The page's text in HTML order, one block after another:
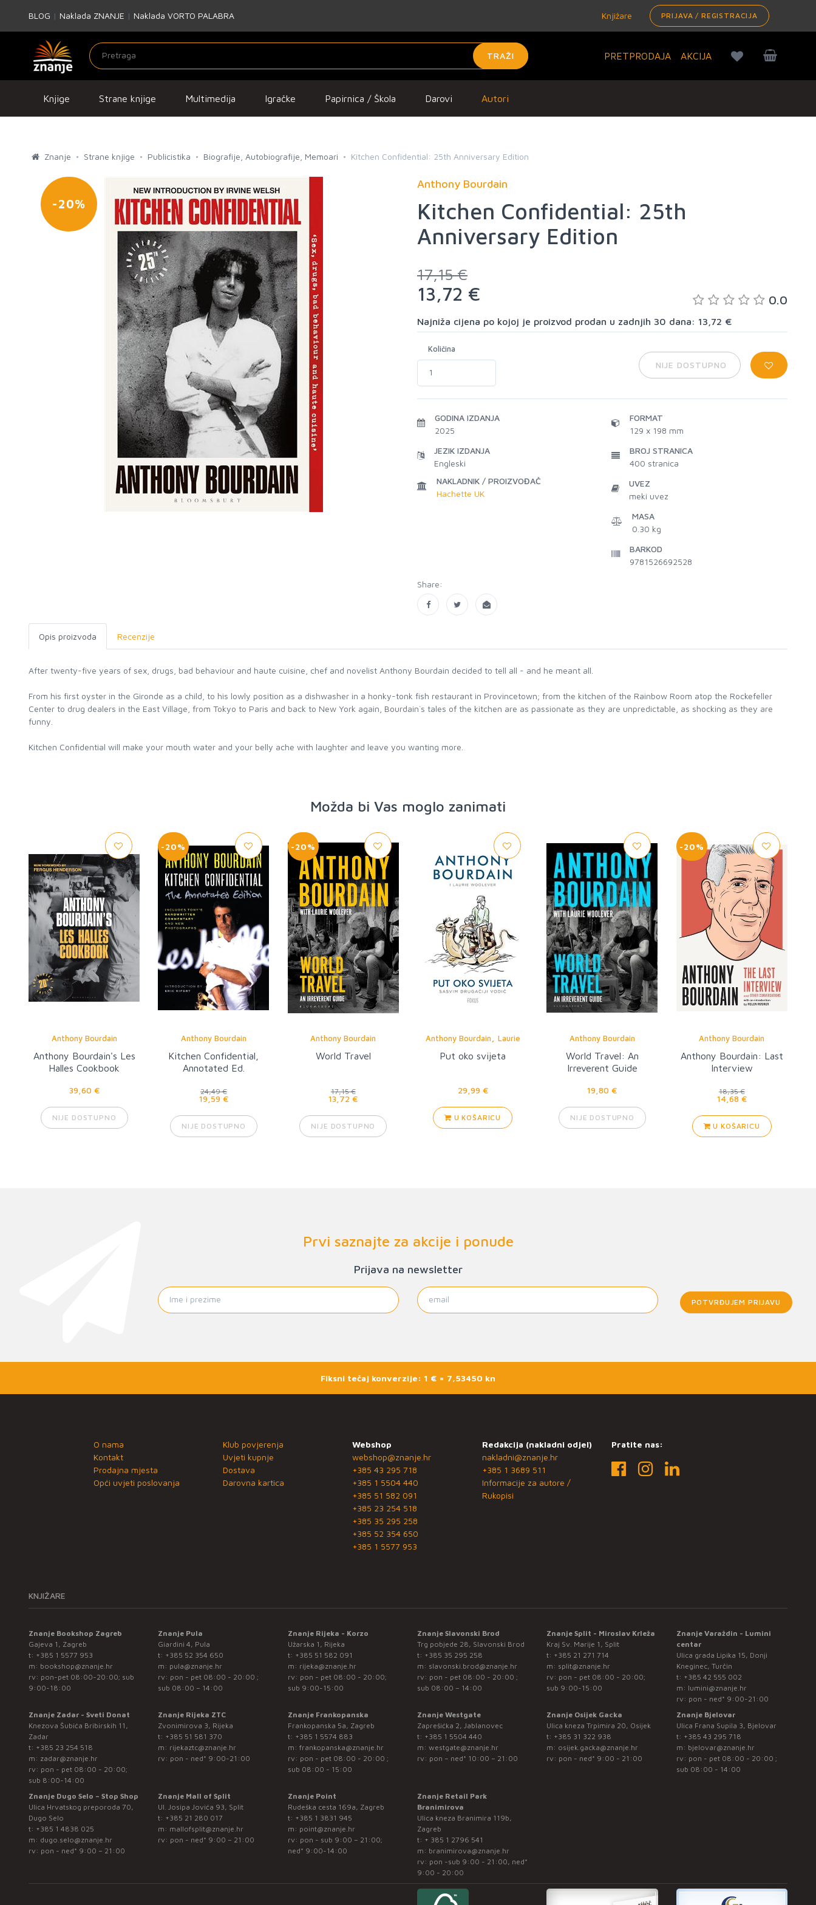
BLOG | Naklada ZNANJE | Naklada VORTO PALABRA Knjižare PRIJAVA / REGISTRACIJA
TRAŽI PRETPRODAJA AKCIJA
Knjige Strane knjige Multimedija Igračke Papirnica / Škola Darovi Autori
Znanje Strane knjige Publicistika Biografije, Autobiografije, Memoari Kitchen Confidential: 25th Anniversary Edition
-20%
Anthony Bourdain
Kitchen Confidential: 25th
Anniversary Edition
17,15 €
13,72 € 0.0
Najniža cijena po kojoj je proizvod prodan u zadnjih 30 dana: 13,72 €
Količina
NIJE DOSTUPNO
GODINA IZDANJA
2025
JEZIK IZDANJA
Engleski
NAKLADNIK / PROIZVOĐAČ
Hachette UK
FORMAT
129 x 198 mm
BROJ STRANICA
400 stranica
UVEZ
meki uvez
MASA
0.30 kg
BARKOD
9781526692528
Share:
Opis proizvoda Recenzije
After twenty-five years of sex, drugs, bad behaviour and haute cuisine, chef and novelist Anthony Bourdain decided to tell all - and he meant all.
From his first oyster in the Gironde as a child, to his lowly position as a dishwasher in a honky-tonk fish restaurant in Provincetown; from the kitchen of the Rainbow Room atop the Rockefeller
Center to drug dealers in the East Village, from Tokyo to Paris and back to New York again, Bourdain`s tales of the kitchen are as passionate as they are unpredictable, as shocking as they are
funny.
Kitchen Confidential will make your mouth water and your belly ache with laughter and leave you wanting more.
Možda bi Vas moglo zanimati
Anthony Bourdain
Anthony Bourdain's Les
Halles Cookbook
39,60 €
NIJE DOSTUPNO
-20%
Anthony Bourdain
Kitchen Confidential,
Annotated Ed.
24,49 €
19,59 €
NIJE DOSTUPNO
-20%
Anthony Bourdain
World Travel
17,15 €
13,72 €
NIJE DOSTUPNO
Anthony Bourdain
Laurie
Woolever
Put oko svijeta
29,99 €
U KOŠARICU
Anthony Bourdain
World Travel: An
Irreverent Guide
19,80 €
NIJE DOSTUPNO
-20%
Anthony Bourdain
Anthony Bourdain: Last
Interview
18,35 €
14,68 €
U KOŠARICU
Prvi saznajte za akcije i ponude
Prijava na newsletter
POTVRĐUJEM PRIJAVU
Fiksni tečaj konverzije: 1 € = 7,53450 kn
O nama
Kontakt
Prodajna mjesta
Opći uvjeti poslovanja
Klub povjerenja
Uvjeti kupnje
Dostava
Darovna kartica
Webshop
webshop@znanje.hr
+385 43 295 718
+385 1 5504 440
+385 51 582 091
+385 23 254 518
+385 35 295 258
+385 52 354 650
+385 1 5577 953
Redakcija (nakladni odjel)
nakladni@znanje.hr
+385 1 3689 511
Informacije za autore /
Rukopisi
Pratite nas:
KNJIŽARE
Znanje Bookshop Zagreb
Gajeva 1, Zagreb
t: +385 1 5577 953
m: bookshop@znanje.hr
rv: pon-pet 08:00-20:00; sub
9:00-18:00
Znanje Pula
Giardini 4, Pula
t: +385 52 354 650
m: pula@znanje.hr
rv: pon - pet 08:00 - 20:00 ;
sub 08:00 – 14:00
Znanje Rijeka - Korzo
Užarska 1, Rijeka
t: +385 51 582 091
m: rijeka@znanje.hr
rv: pon - pet 08:00 - 20:00;
sub 9:00-15:00
Znanje Slavonski Brod
Trg pobjede 28, Slavonski Brod
t: +385 35 295 258
m: slavonski.brod@znanje.hr
rv: pon - pet 08:00 - 20:00 ;
sub 08:00 – 14:00
Znanje Split - Miroslav Krleža
Kraj Sv. Marije 1, Split
t: +385 21 271 714
m: split@znanje.hr
rv: pon - pet 08:00 - 20:00;
sub 9:00-15:00
Znanje Varaždin - Lumini
centar
Ulica grada Lipika 15, Donji
Kneginec, Turčin
t: +385 42 555 002
m: lumini@znanje.hr
rv: pon - ned* 9:00-21:00
Znanje Zadar - Sveti Donat
Knezova Šubića Bribirskih 11,
Zadar
t: +385 23 254 518
m: zadar@znanje.hr
rv: pon - pet 08:00 - 20:00;
sub 8:00-14:00
Znanje Rijeka ZTC
Zvonimirova 3, Rijeka
t: +385 51 581 370
m: rijekaztc@znanje.hr
rv: pon - ned* 9:00-21:00
Znanje Frankopanska
Frankopanska 5a, Zagreb
t: +385 1 5574 883
m: frankopanska@znanje.hr
rv: pon - pet 08:00 - 20:00 ;
sub 08:00 - 15:00
Znanje Westgate
Zaprešićka 2, Jablanovec
t: +385 1 5504 440
m: westgate@znanje.hr
rv: pon – ned* 10:00 – 21:00
Znanje Osijek Gacka
Ulica kneza Trpimira 20, Osijek
t: +385 31 322 938
m: osijek.gacka@znanje.hr
rv: pon - ned* 9:00 - 21:00
Znanje Bjelovar
Ulica Frana Supila 3, Bjelovar
t: +385 43 295 718
m: bjelovar@znanje.hr
rv: pon - pet 08:00 - 20:00 ;
sub 08:00 - 14:00
Znanje Dugo Selo – Stop Shop
Ulica Hrvatskog preporoda 70,
Dugo Selo
t: +385 1 4838 025
m: dugo.selo@znanje.hr
rv: pon - ned* 9:00 – 21:00
Znanje Mall of Split
Ul. Josipa Jovića 93, Split
t: +385 21 280 017
m: mallofsplit@znanje.hr
rv: pon - ned* 9:00 – 21:00
Znanje Point
Rudeška cesta 169a, Zagreb
t: +385 1 3831 945
m: point@znanje.hr
rv: pon - sub 9:00 – 21:00;
ned* 9:00-14:00
Znanje Retail Park
Branimirova
Ulica kneza Branimira 119b,
Zagreb
t: + 385 1 2796 541
m: branimirova@znanje.hr
rv: pon -sub 9:00 - 21:00, ned*
9:00 - 20:00